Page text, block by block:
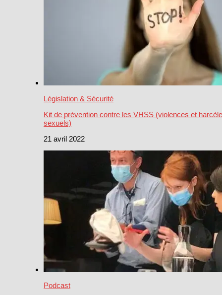
Législation & Sécurité
Kit de prévention contre les VHSS (violences et
sexuels)
21 avril 2022
Podcast